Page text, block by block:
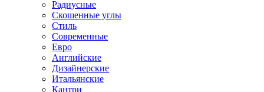
Радиусные
Скошенные углы
Стиль
Современные
Евро
Английские
Дизайнерские
Итальянские
Кантри